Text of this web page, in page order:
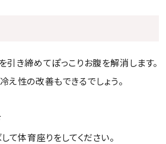
引き締めてぽっこりお腹を解消します。
え性の改善もできるでしょう。
て体育座りをしてください。